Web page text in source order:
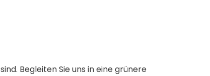
Begleiten Sie uns in eine grünere